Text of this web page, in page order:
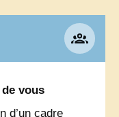
vous
d’un cadre